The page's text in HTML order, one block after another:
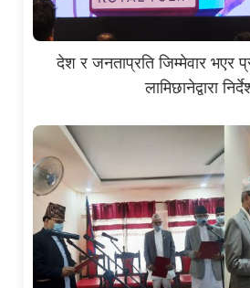
देश र जनताप्रति जिम्मेवार भएर
लामिछानेद्वारा